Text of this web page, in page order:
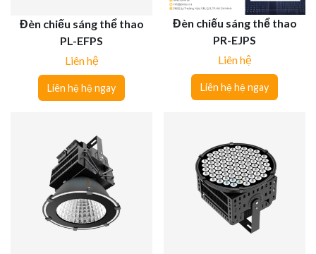
Đèn chiếu sáng thể thao
PL-EFPS
Liên hệ
Liên hệ hệ ngay
Đèn chiếu sáng thể thao
PR-EJPS
Liên hệ
Liên hệ hệ ngay